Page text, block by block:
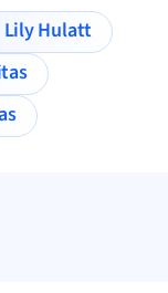
Lily Hulatt